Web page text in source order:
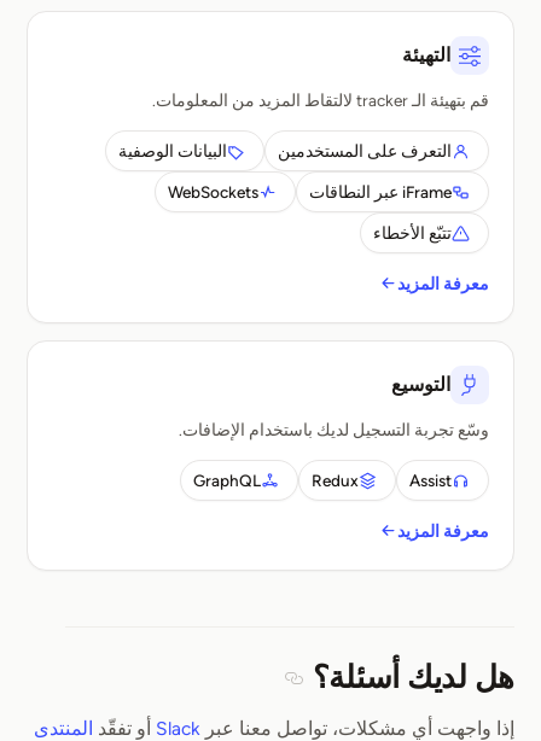
التهيئة
قم بتهيئة الـ tracker لالتقاط المزيد من المعلومات.
التعرف على المستخدمين البيانات الوصفية
iFrame عبر النطاقات WebSockets
تتبّع الأخطاء
معرفة المزيد
التوسيع
وسّع تجربة التسجيل لديك باستخدام الإضافات.
Assist
Redux
GraphQL
معرفة المزيد
هل لديك أسئلة؟
إذا واجهت أي مشكلات، تواصل معنا عبر Slack أو تفقّد المنتدى